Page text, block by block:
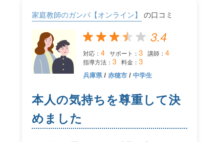
家庭教師のガンバ【オンライン】 の口コミ
3.4
対応： 4 サポート： 3 講師： 4
指導方法： 3 料金： 3
兵庫県/ 赤穂市/ 中学生
本人の気持ちを尊重して決
めました